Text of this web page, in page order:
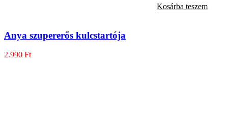
Kosárba teszem
Anya szupererős kulcstartója
2.990 Ft